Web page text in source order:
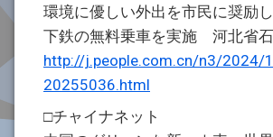
環境に優しい外出を市民に奨励
下鉄の無料乗車を実施 河北省
http://j.people.com.cn/n3/2024/
20255036.html
□チャイナネット